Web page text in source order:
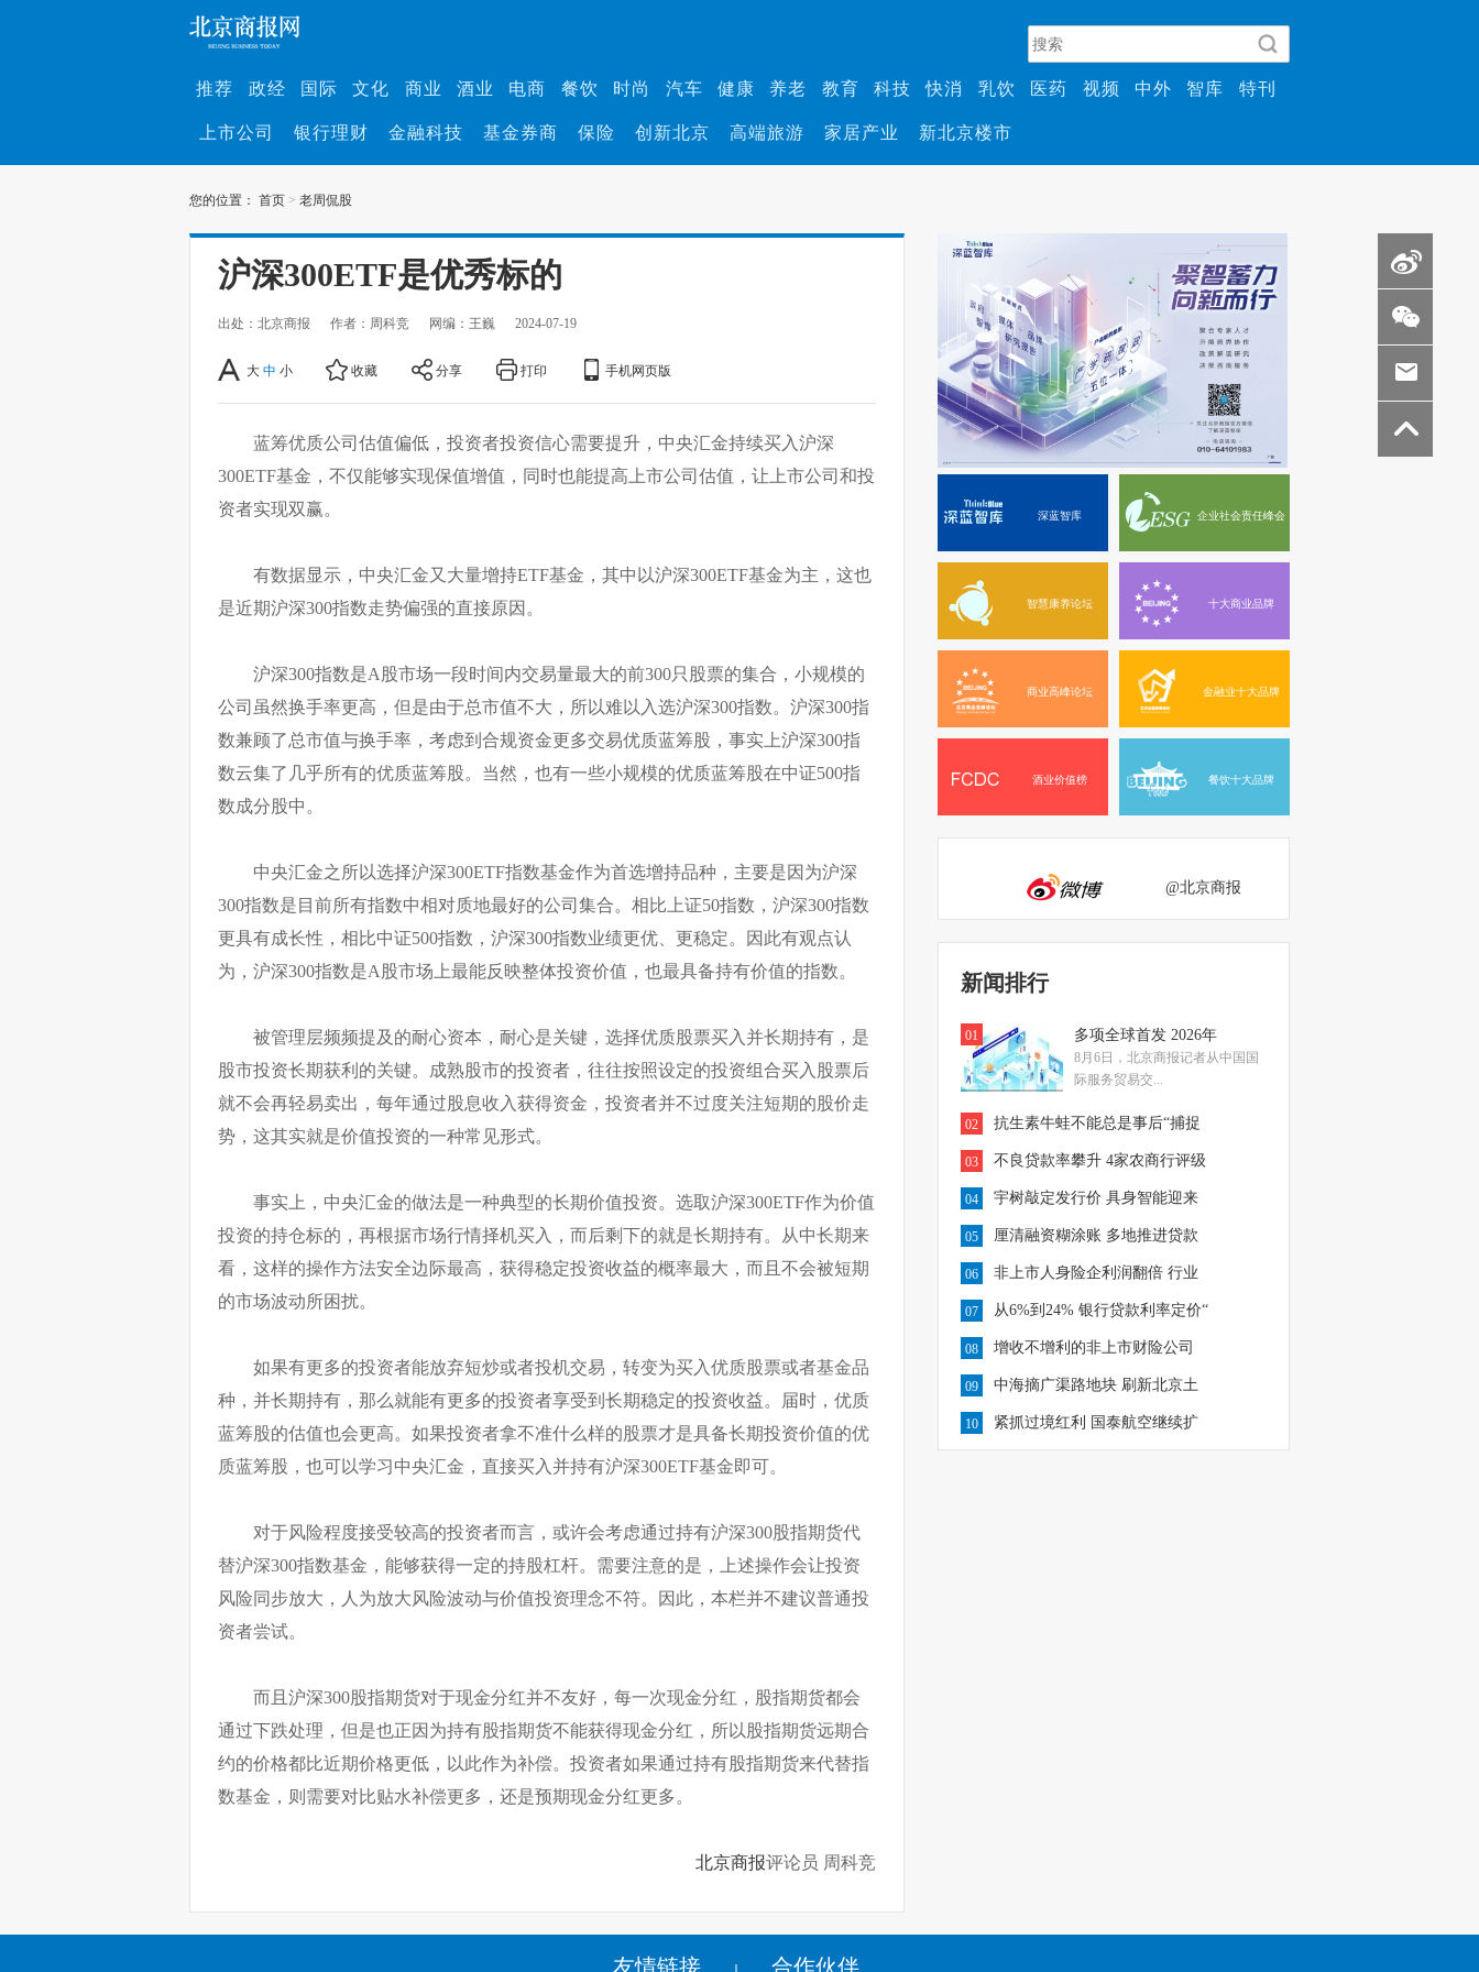
推荐 政经 国际 文化 商业 酒业 电商 餐饮 时尚 汽车 健康 养老 教育 科技 快消 乳饮 医药 视频 中外 智库 特刊
上市公司 银行理财 金融科技 基金券商 保险 创新北京 高端旅游 家居产业 新北京楼市
您的位置： 首页 > 老周侃股
沪深300ETF是优秀标的
出处：北京商报 作者：周科竞 网编：王巍 2024-07-19
大 中 小 收藏 分享 打印 手机网页版
蓝筹优质公司估值偏低，投资者投资信心需要提升，中央汇金持续买入沪深
300ETF基金，不仅能够实现保值增值，同时也能提高上市公司估值，让上市公司和投
资者实现双赢。
有数据显示，中央汇金又大量增持ETF基金，其中以沪深300ETF基金为主，这也
是近期沪深300指数走势偏强的直接原因。
沪深300指数是A股市场一段时间内交易量最大的前300只股票的集合，小规模的
公司虽然换手率更高，但是由于总市值不大，所以难以入选沪深300指数。沪深300指
数兼顾了总市值与换手率，考虑到合规资金更多交易优质蓝筹股，事实上沪深300指
数云集了几乎所有的优质蓝筹股。当然，也有一些小规模的优质蓝筹股在中证500指
数成分股中。
中央汇金之所以选择沪深300ETF指数基金作为首选增持品种，主要是因为沪深
300指数是目前所有指数中相对质地最好的公司集合。相比上证50指数，沪深300指数
更具有成长性，相比中证500指数，沪深300指数业绩更优、更稳定。因此有观点认
为，沪深300指数是A股市场上最能反映整体投资价值，也最具备持有价值的指数。
被管理层频频提及的耐心资本，耐心是关键，选择优质股票买入并长期持有，是
股市投资长期获利的关键。成熟股市的投资者，往往按照设定的投资组合买入股票后
就不会再轻易卖出，每年通过股息收入获得资金，投资者并不过度关注短期的股价走
势，这其实就是价值投资的一种常见形式。
事实上，中央汇金的做法是一种典型的长期价值投资。选取沪深300ETF作为价值
投资的持仓标的，再根据市场行情择机买入，而后剩下的就是长期持有。从中长期来
看，这样的操作方法安全边际最高，获得稳定投资收益的概率最大，而且不会被短期
的市场波动所困扰。
如果有更多的投资者能放弃短炒或者投机交易，转变为买入优质股票或者基金品
种，并长期持有，那么就能有更多的投资者享受到长期稳定的投资收益。届时，优质
蓝筹股的估值也会更高。如果投资者拿不准什么样的股票才是具备长期投资价值的优
质蓝筹股，也可以学习中央汇金，直接买入并持有沪深300ETF基金即可。
对于风险程度接受较高的投资者而言，或许会考虑通过持有沪深300股指期货代
替沪深300指数基金，能够获得一定的持股杠杆。需要注意的是，上述操作会让投资
风险同步放大，人为放大风险波动与价值投资理念不符。因此，本栏并不建议普通投
资者尝试。
而且沪深300股指期货对于现金分红并不友好，每一次现金分红，股指期货都会
通过下跌处理，但是也正因为持有股指期货不能获得现金分红，所以股指期货远期合
约的价格都比近期价格更低，以此作为补偿。投资者如果通过持有股指期货来代替指
数基金，则需要对比贴水补偿更多，还是预期现金分红更多。
北京商报评论员 周科竞
深蓝智库 企业社会责任峰会
智慧康养论坛 十大商业品牌
商业高峰论坛 金融业十大品牌
酒业价值榜 餐饮十大品牌
@北京商报
新闻排行
01 多项全球首发 2026年
8月6日，北京商报记者从中国国
际服务贸易交...
02 抗生素牛蛙不能总是事后“捕捉
03 不良贷款率攀升 4家农商行评级
04 宇树敲定发行价 具身智能迎来
05 厘清融资糊涂账 多地推进贷款
06 非上市人身险企利润翻倍 行业
07 从6%到24% 银行贷款利率定价“
08 增收不增利的非上市财险公司
09 中海摘广渠路地块 刷新北京土
10 紧抓过境红利 国泰航空继续扩
友情链接 合作伙伴